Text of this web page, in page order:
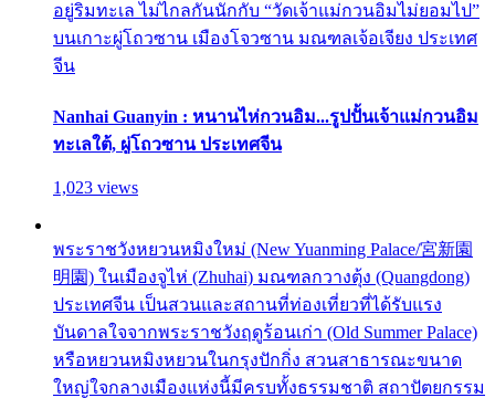
อยู่ริมทะเล ไม่ไกลกันนักกับ “วัดเจ้าแม่กวนอิมไม่ยอมไป”
บนเกาะผู่โถวซาน เมืองโจวซาน มณฑลเจ้อเจียง ประเทศ
จีน
Nanhai Guanyin : หนานไห่กวนอิม...รูปปั้นเจ้าแม่กวนอิม
ทะเลใต้, ผู่โถวซาน ประเทศจีน
1,023 views
พระราชวังหยวนหมิงใหม่ (New Yuanming Palace/宮新園
明園) ในเมืองจูไห่ (Zhuhai) มณฑลกวางตุ้ง (Quangdong)
ประเทศจีน เป็นสวนและสถานที่ท่องเที่ยวที่ได้รับแรง
บันดาลใจจากพระราชวังฤดูร้อนเก่า (Old Summer Palace)
หรือหยวนหมิงหยวนในกรุงปักกิ่ง สวนสาธารณะขนาด
ใหญ่ใจกลางเมืองแห่งนี้มีครบทั้งธรรมชาติ สถาปัตยกรรม